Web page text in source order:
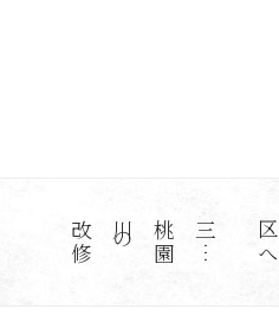
三
…
桃
園
川
の
改
修 へ